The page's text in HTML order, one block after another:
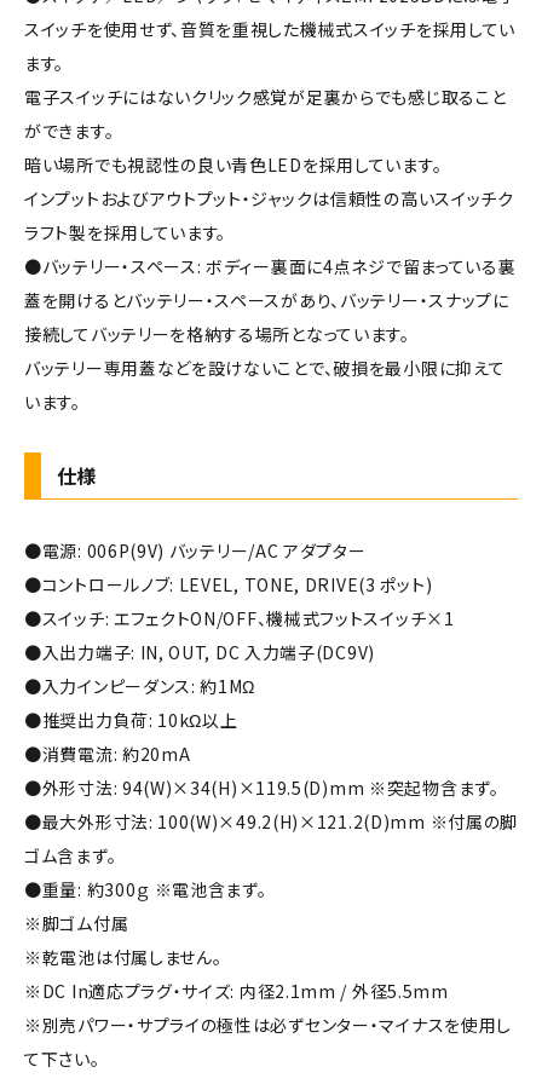
スイッチを使用せず、音質を重視した機械式スイッチを採用してい
ます。
電子スイッチにはないクリック感覚が足裏からでも感じ取ること
ができます。
暗い場所でも視認性の良い青色LEDを採用しています。
インプットおよびアウトプット・ジャックは信頼性の高いスイッチク
ラフト製を採用しています。
●バッテリー・スペース: ボディー裏面に4点ネジで留まっている裏
蓋を開けるとバッテリー・スペースがあり、バッテリー・スナップに
接続してバッテリーを格納する場所となっています。
バッテリー専用蓋などを設けないことで、破損を最小限に抑えて
います。
仕様
●電源: 006P(9V) バッテリー/AC アダプター
●コントロールノブ: LEVEL, TONE, DRIVE(3 ポット)
●スイッチ: エフェクトON/OFF、機械式フットスイッチ×1
●入出力端子: IN, OUT, DC 入力端子(DC9V)
●入力インピーダンス: 約1MΩ
●推奨出力負荷: 10kΩ以上
●消費電流: 約20mA
●外形寸法: 94(W)×34(H)×119.5(D)mm ※突起物含まず。
●最大外形寸法: 100(W)×49.2(H)×121.2(D)mm ※付属の脚
ゴム含まず。
●重量: 約300ｇ ※電池含まず。
※脚ゴム付属
※乾電池は付属しません。
※DC In適応プラグ・サイズ: 内径2.1mm / 外径5.5mm
※別売パワー・サプライの極性は必ずセンター・マイナスを使⽤し
て下さい。